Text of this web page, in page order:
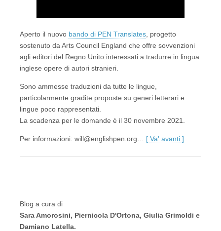
Aperto il nuovo bando di PEN Translates , progetto
sostenuto da Arts Council England che offre sovvenzioni
agli editori del Regno Unito interessati a tradurre in lingua
inglese opere di autori stranieri.
Sono ammesse traduzioni da tutte le lingue,
particolarmente gradite proposte su generi letterari e
lingue poco rappresentati.
La scadenza per le domande è il 30 novembre 2021.
Per informazioni: will@englishpen.org… [ Va' avanti ]
Blog a cura di
Sara Amorosini, Piernicola D'Ortona, Giulia Grimoldi e
Damiano Latella.